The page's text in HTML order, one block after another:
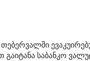
საბანკო